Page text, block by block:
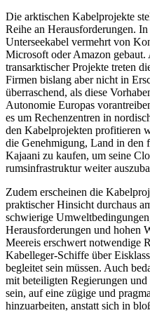
Die arktischen Kabelprojekte
Reihe an Herausforderungen.
Unterseekabel vermehrt von
Microsoft oder Amazon ge­baut.
trans­arktischer Projekte treten
Firmen bislang aber nicht in
überraschend, als diese
Autonomie Europas
es um Rechenzentren in
den Kabelprojekten profitieren
die Genehmigung, Land in den
Kajaani zu kaufen, um seine
rumsinfrastruktur weiter
Zudem erscheinen die
praktischer Hinsicht durchaus
schwierige
Herausfor­derungen und hohen
Meereis erschwert notwen­dige
Kabel­leger-Schiffe über
begleitet sein müssen. Auch
mit beteiligten Regierungen
sein, auf eine zügige und
hinzuarbeiten, anstatt sich in